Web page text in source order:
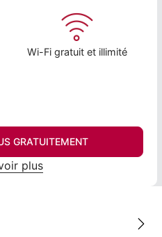
Wi-Fi gratuit et illimité
GRATUITEMENT
plus